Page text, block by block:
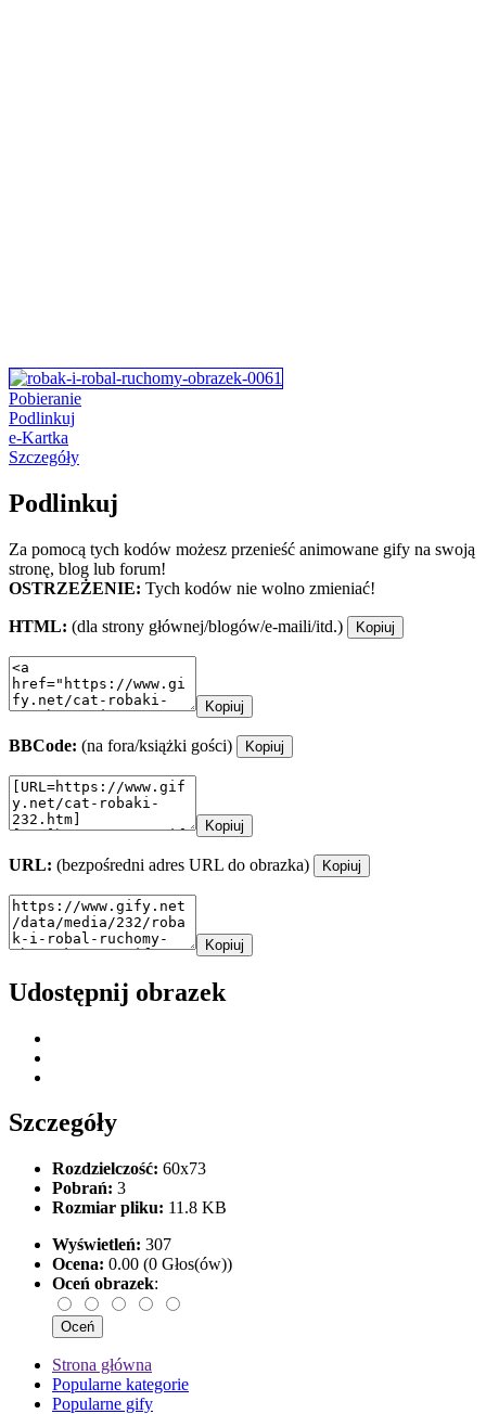
Pobieranie
Podlinkuj
e-Kartka
Szczegóły
Podlinkuj
Za pomocą tych kodów możesz przenieść animowane gify na swoją
stronę, blog lub forum!
OSTRZEŻENIE: Tych kodów nie wolno zmieniać!
HTML: (dla strony głównej/blogów/e-maili/itd.) Kopiuj
Kopiuj
BBCode: (na fora/książki gości) Kopiuj
Kopiuj
URL: (bezpośredni adres URL do obrazka) Kopiuj
Kopiuj
Udostępnij obrazek
Szczegóły
Rozdzielczość: 60x73
Pobrań: 3
Rozmiar pliku: 11.8 KB
Wyświetleń: 307
Ocena: 0.00 (0 Głos(ów))
Oceń obrazek:
Strona główna
Popularne kategorie
Popularne gify